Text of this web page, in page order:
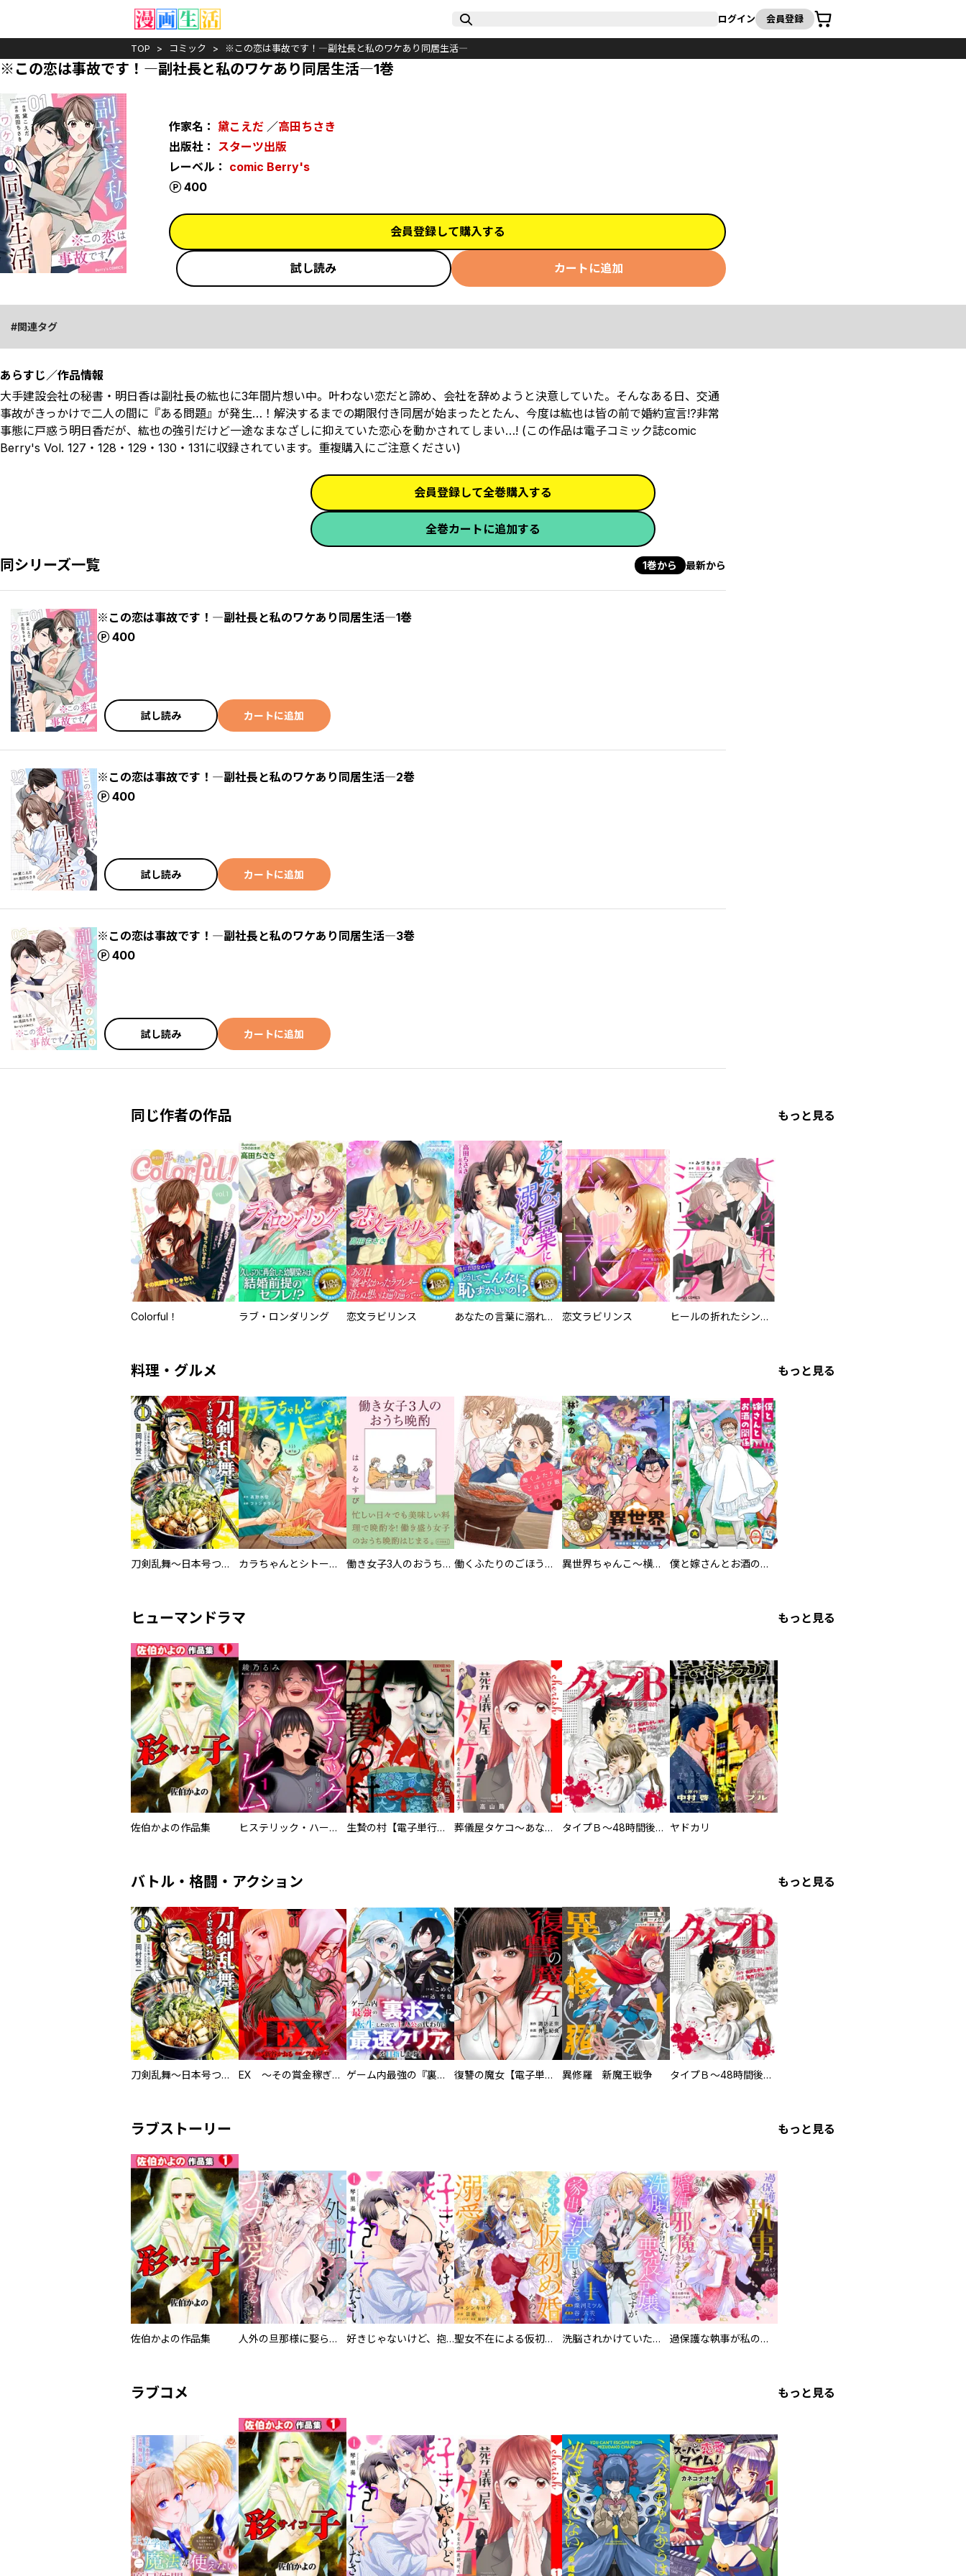
ログイン 会員登録
カート
TOP コミック ※この恋は事故です！―副社長と私のワケあり同居生活―
※この恋は事故です！―副社長と私のワケあり同居生活―1巻
作家名： 黛こえだ ／高田ちさき
出版社： スターツ出版
レーベル： comic Berry's
400
ポイント
会員登録して購入する
試し読み カートに追加
関連タグ
あらすじ／作品情報
大手建設会社の秘書・明日香は副社長の紘也に3年間片想い中。叶わない恋だと諦め、会社を辞めようと決意していた。そんなある日、交通
事故がきっかけで二人の間に『ある問題』が発生…！解決するまでの期限付き同居が始まったとたん、今度は紘也は皆の前で婚約宣言!?非常
事態に戸惑う明日香だが、紘也の強引だけど一途なまなざしに抑えていた恋心を動かされてしまい…! (この作品は電子コミック誌comic
Berry's Vol. 127・128・129・130・131に収録されています。重複購入にご注意ください)
会員登録して全巻購入する
全巻カートに追加する
同シリーズ一覧 1巻から 最新から
※この恋は事故です！―副社長と私のワケあり同居生活―1巻
400
ポイント
試し読み カートに追加
※この恋は事故です！―副社長と私のワケあり同居生活―2巻
400
ポイント
試し読み カートに追加
※この恋は事故です！―副社長と私のワケあり同居生活―3巻
400
ポイント
試し読み カートに追加
同じ作者の作品 もっと見る
Colorful！ ラブ・ロンダリング 恋文ラビリンス あなたの言葉に溺れたい 恋愛小説家と秘密の読書会 恋文ラビリンス ヒールの折れたシンデレラ
料理・グルメ もっと見る
刀剣乱舞～日本号つれづれ酒～ カラちゃんとシトーさんと、 【分冊版】 働き女子3人のおうち晩酌 働くふたりのごほうび飯 異世界ちゃんこ～横綱目前に召喚されたんだが～ 【連載版】 僕と嫁さんとお酒の関係
ヒューマンドラマ もっと見る
佐伯かよの作品集 ヒステリック・ハーレム～搾られる男と堕ちる女～【電子単行本版】 生贄の村【電子単行本版】 葬儀屋タケコ～あなたの最期、叶えます【電子単行本版】 タイプＢ～48時間後、致死率100％～【単話】 ヤドカリ
バトル・格闘・アクション もっと見る
刀剣乱舞～日本号つれづれ酒～ EX ～その賞金稼ぎは、世界の出口を探す～【単行本版】 ゲーム内最強の『裏ボス』に転生したので、主人公の代わりに最速クリアを目指します！【電子単行本版】 復讐の魔女【電子単行本版】 異修羅 新魔王戦争 タイプＢ～48時間後、致死率100％～【単話】
ラブストーリー もっと見る
佐伯かよの作品集 人外の旦那様に娶られ毎晩ナカまで愛される…。アンソロジー 好きじゃないけど、抱いてください【電子単行本版／特典おまけ付き】 聖女不在による仮初め婚なのに、不器用な王太子に溺愛されています【電子単行本版／特典おまけ付き】 洗脳されかけていた悪役令嬢ですが家出を決意しました。【電子単行本版／特典おまけ付き】 過保護な執事が私の婚活を邪魔してきます！ 分冊版
ラブコメ もっと見る